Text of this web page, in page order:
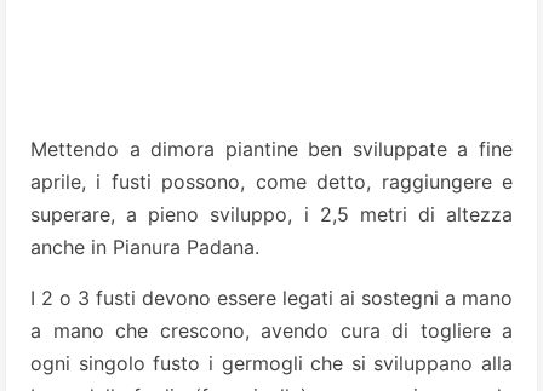
Mettendo a dimora piantine ben sviluppate a fine
aprile, i fusti possono, come detto, raggiungere e
superare, a pieno sviluppo, i 2,5 metri di altezza
anche in Pianura Padana.
I 2 o 3 fusti devono essere legati ai sostegni a mano
a mano che crescono, avendo cura di togliere a
ogni singolo fusto i germogli che si sviluppano alla